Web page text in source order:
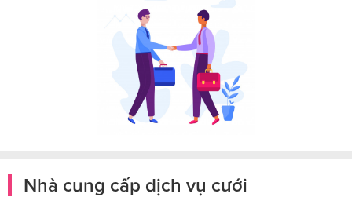
Nhà cung cấp dịch vụ cưới